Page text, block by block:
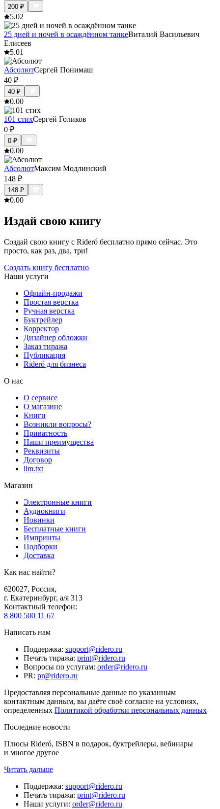
200 ₽
5.02
25 дней и ночей в осаждённом танкеВиталий Васильевич
Елисеев
5.01
АбсолютСергей Понимаш
40 ₽
40 ₽
0.00
101 стихСергей Голиков
0 ₽
0 ₽
0.00
АбсолютМаксим Модлинский
148 ₽
148 ₽
0.00
Издай свою книгу
Создай свою книгу с Rideró бесплатно прямо сейчас. Это
просто, как раз, два, три!
Создать книгу бесплатно
Наши услуги
Офлайн-продажи
Простая верстка
Ручная верстка
Буктрейлер
Корректор
Дизайнер обложки
Заказ тиража
Публикация
Rideró для бизнеса
О нас
О сервисе
О магазине
Книги
Возникли вопросы?
Приватность
Наши преимущества
Реквизиты
Договор
llm.txt
Магазин
Электронные книги
Аудиокниги
Новинки
Бесплатные книги
Импринты
Подборки
Доставка
Как нас найти?
620027, Россия,
г. Екатеринбург, а/я 313
Контактный телефон:
8 800 500 11 67
Написать нам
Поддержка: support@ridero.ru
Печать тиража: print@ridero.ru
Вопросы по услугам: order@ridero.ru
PR: pr@ridero.ru
Предоставляя персональные данные по указанным
контактным данным, вы даёте своё согласие на условиях,
определенных Политикой обработки персональных данных
Последние новости
Плюсы Rideró, ISBN в подарок, буктрейлеры, вебинары
и многое другое
Читать дальше
Поддержка: support@ridero.ru
Печать тиража: print@ridero.ru
Наши услуги: order@ridero.ru